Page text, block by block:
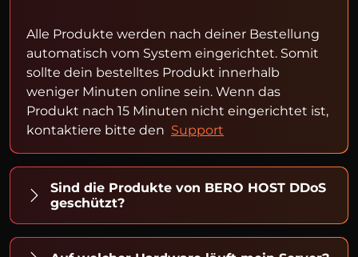
Alle Produkte werden nach deiner Bestellung
automatisch vom System eingerichtet. Somit
sollte dein bestelltes Produkt innerhalb
weniger Minuten online sein. Wenn das
Produkt nach 15 Minuten nicht eingerichtet ist,
kontaktiere bitte den Support
Sind die Produkte von BERO HOST DDoS
geschützt?